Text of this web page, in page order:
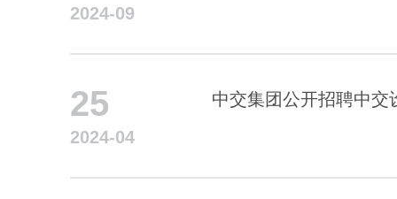
2024-09
25
2024-04
中交集团公开招聘中交